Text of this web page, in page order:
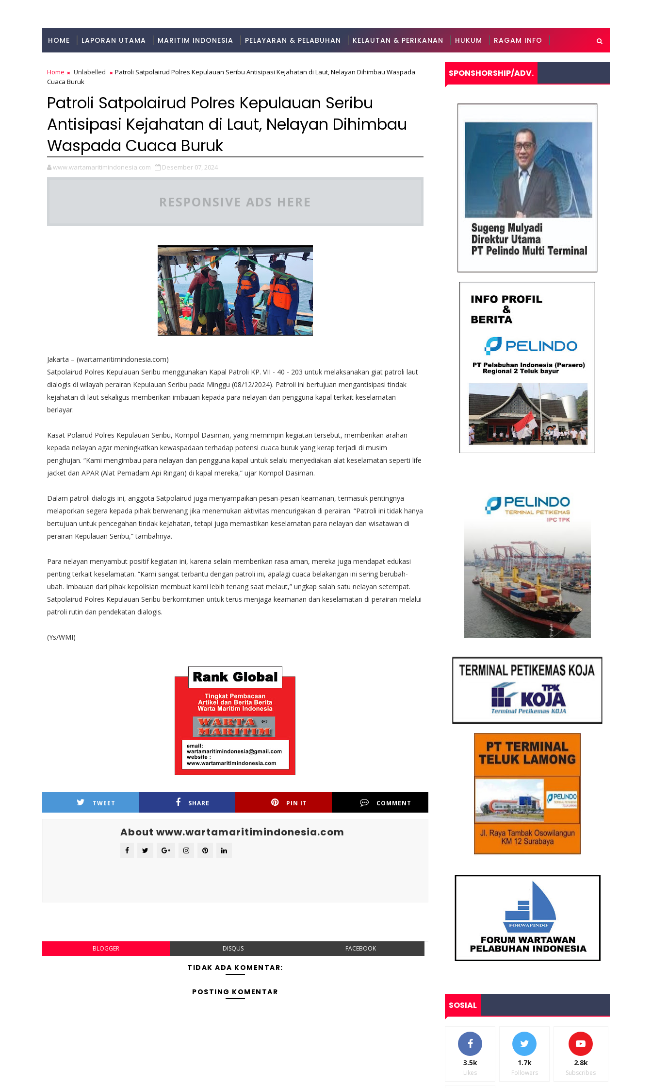
HOME LAPORAN UTAMA MARITIM INDONESIA PELAYARAN & PELABUHAN KELAUTAN & PERIKANAN HUKUM RAGAM INFO
Home Unlabelled
Patroli Satpolairud Polres Kepulauan Seribu Antisipasi Kejahatan di Laut, Nelayan Dihimbau Waspada
Cuaca Buruk
Patroli Satpolairud Polres Kepulauan Seribu
Antisipasi Kejahatan di Laut, Nelayan Dihimbau
Waspada Cuaca Buruk
www.wartamaritimindonesia.com Desember 07, 2024
RESPONSIVE ADS HERE
Jakarta – (wartamaritimindonesia.com)
Satpolairud Polres Kepulauan Seribu menggunakan Kapal Patroli KP. VII - 40 - 203 untuk melaksanakan giat patroli laut
dialogis di wilayah perairan Kepulauan Seribu pada Minggu (08/12/2024). Patroli ini bertujuan mengantisipasi tindak
kejahatan di laut sekaligus memberikan imbauan kepada para nelayan dan pengguna kapal terkait keselamatan
berlayar.
Kasat Polairud Polres Kepulauan Seribu, Kompol Dasiman, yang memimpin kegiatan tersebut, memberikan arahan
kepada nelayan agar meningkatkan kewaspadaan terhadap potensi cuaca buruk yang kerap terjadi di musim
penghujan. “Kami mengimbau para nelayan dan pengguna kapal untuk selalu menyediakan alat keselamatan seperti life
jacket dan APAR (Alat Pemadam Api Ringan) di kapal mereka,” ujar Kompol Dasiman.
Dalam patroli dialogis ini, anggota Satpolairud juga menyampaikan pesan-pesan keamanan, termasuk pentingnya
melaporkan segera kepada pihak berwenang jika menemukan aktivitas mencurigakan di perairan. “Patroli ini tidak hanya
bertujuan untuk pencegahan tindak kejahatan, tetapi juga memastikan keselamatan para nelayan dan wisatawan di
perairan Kepulauan Seribu,” tambahnya.
Para nelayan menyambut positif kegiatan ini, karena selain memberikan rasa aman, mereka juga mendapat edukasi
penting terkait keselamatan. “Kami sangat terbantu dengan patroli ini, apalagi cuaca belakangan ini sering berubah-
ubah. Imbauan dari pihak kepolisian membuat kami lebih tenang saat melaut,” ungkap salah satu nelayan setempat.
Satpolairud Polres Kepulauan Seribu berkomitmen untuk terus menjaga keamanan dan keselamatan di perairan melalui
patroli rutin dan pendekatan dialogis.
(Ys/WMI)
TWEET SHARE PIN IT COMMENT
About www.wartamaritimindonesia.com
BLOGGER DISQUS FACEBOOK
TIDAK ADA KOMENTAR:
POSTING KOMENTAR
SPONSHORSHIP/ADV.
SOSIAL
3.5k
Likes
1.7k
Followers
2.8k
Subscribes